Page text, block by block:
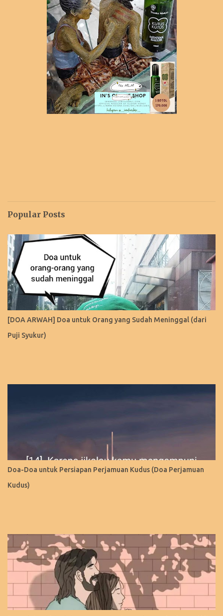
Popular Posts
[DOA ARWAH] Doa untuk Orang yang Sudah Meninggal (dari
Puji Syukur)
Doa-Doa untuk Persiapan Perjamuan Kudus (Doa Perjamuan
Kudus)